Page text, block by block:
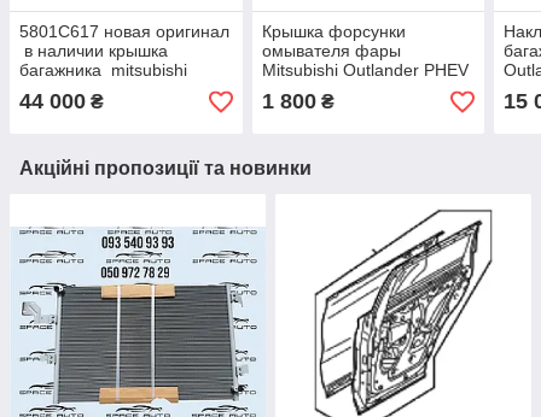
5801C617 новая оригинал
в наличии крышка
багажника mitsubishi
outlander 4, 2,4/2,5, 2021-
2024 год под электро
44 000 ₴
Крышка форсунки
омывателя фары
Mitsubishi Outlander PHEV
/ 4 21-25 год новая
оригинал 28658W023P
1 800₴
год
15
Акційні пропозиції та новинки